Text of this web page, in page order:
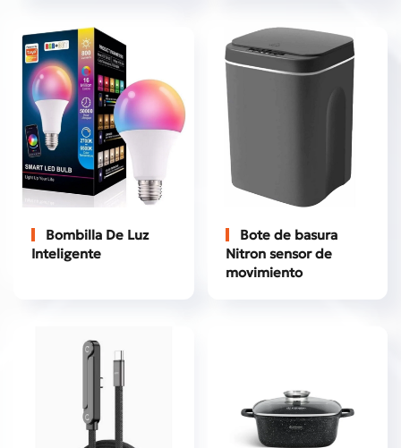
Bombilla De Luz
Inteligente
Bote de basura
Nitron sensor de
movimiento